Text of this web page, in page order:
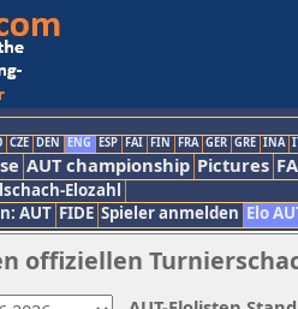
CZE DEN ENG ESP FAI FIN FRA GER GRE INA
AUT championship Pictures
Elozahl
AUT FIDE Spieler anmelden Elo
offiziellen